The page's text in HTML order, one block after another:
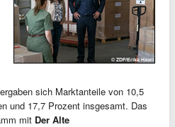
sich Marktanteile von 10,5
und 17,7 Prozent insgesamt. Das
mit Der Alte